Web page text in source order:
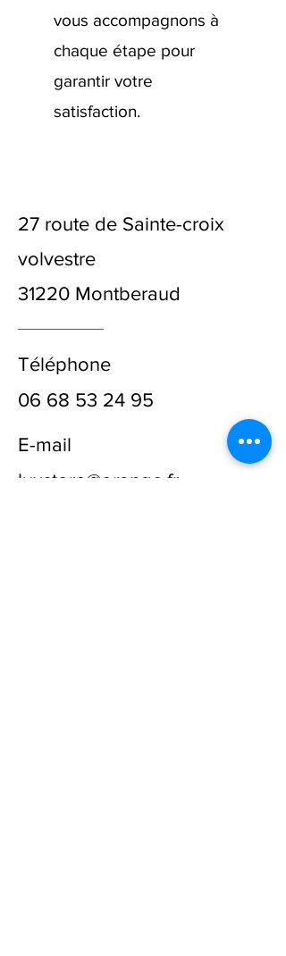
vous accompagnons à
chaque étape pour
garantir votre
satisfaction.
27 route de Sainte-croix
volvestre
31220 Montberaud
Téléphone
06 68 53 24 95
E-mail
luxstore@orange.fr